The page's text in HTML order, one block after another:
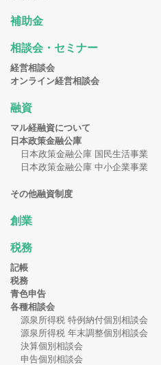
補助金
相談会・セミナー
経営相談会
オンライン経営相談会
融資
マル経融資について
日本政策金融公庫
日本政策金融公庫 国民生活事業
日本政策金融公庫 中小企業事業
その他融資制度
創業
税務
記帳
税務
青色申告
各種相談会
源泉所得税 特例納付個別相談会
源泉所得税 年末調整個別相談会
決算個別相談会
申告個別相談会